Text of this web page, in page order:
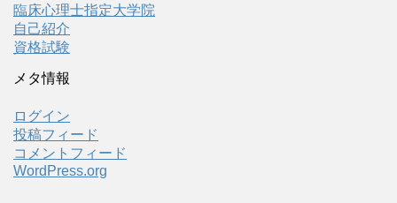
臨床心理士指定大学院
自己紹介
資格試験
メタ情報
ログイン
投稿フィード
コメントフィード
WordPress.org